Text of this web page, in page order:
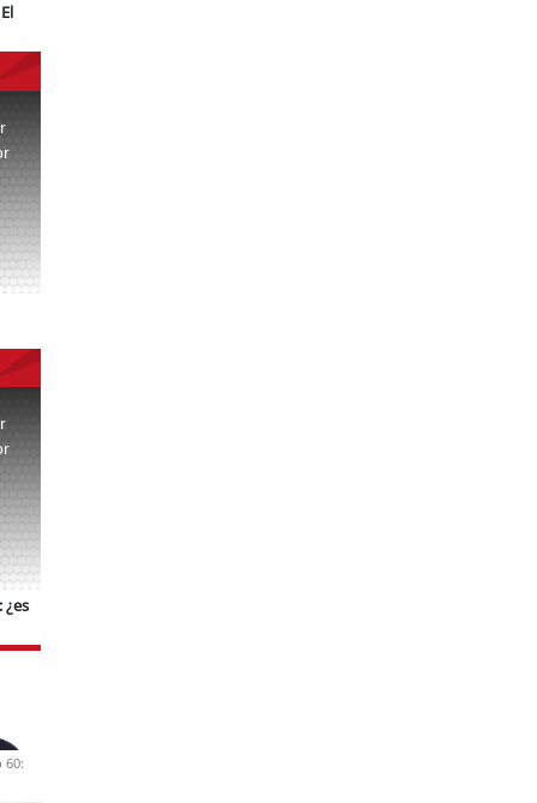
60: